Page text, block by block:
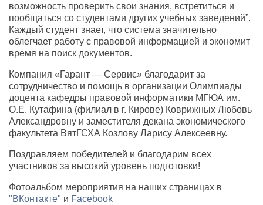
возможность проверить свои знания, встретиться и
пообщаться со студентами других учебных заведений”.
Каждый студент знает, что система значительно
облегчает работу с правовой информацией и экономит
время на поиск документов.
Компания «Гарант — Сервис» благодарит за
сотрудничество и помощь в организации Олимпиады
доцента кафедры правовой информатики МГЮА им.
О.Е. Кутафина (филиал в г. Кирове) Коврижных Любовь
Александровну и заместителя декана экономического
факультета ВятГСХА Козлову Ларису Алексеевну.
Поздравляем победителей и благодарим всех
участников за высокий уровень подготовки!
Фотоальбом мероприятия на наших страницах в
"ВКонтакте" и Facebook